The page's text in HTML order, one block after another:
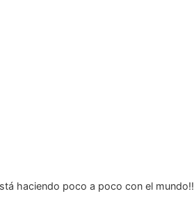
haciendo poco a poco con el mundo!!